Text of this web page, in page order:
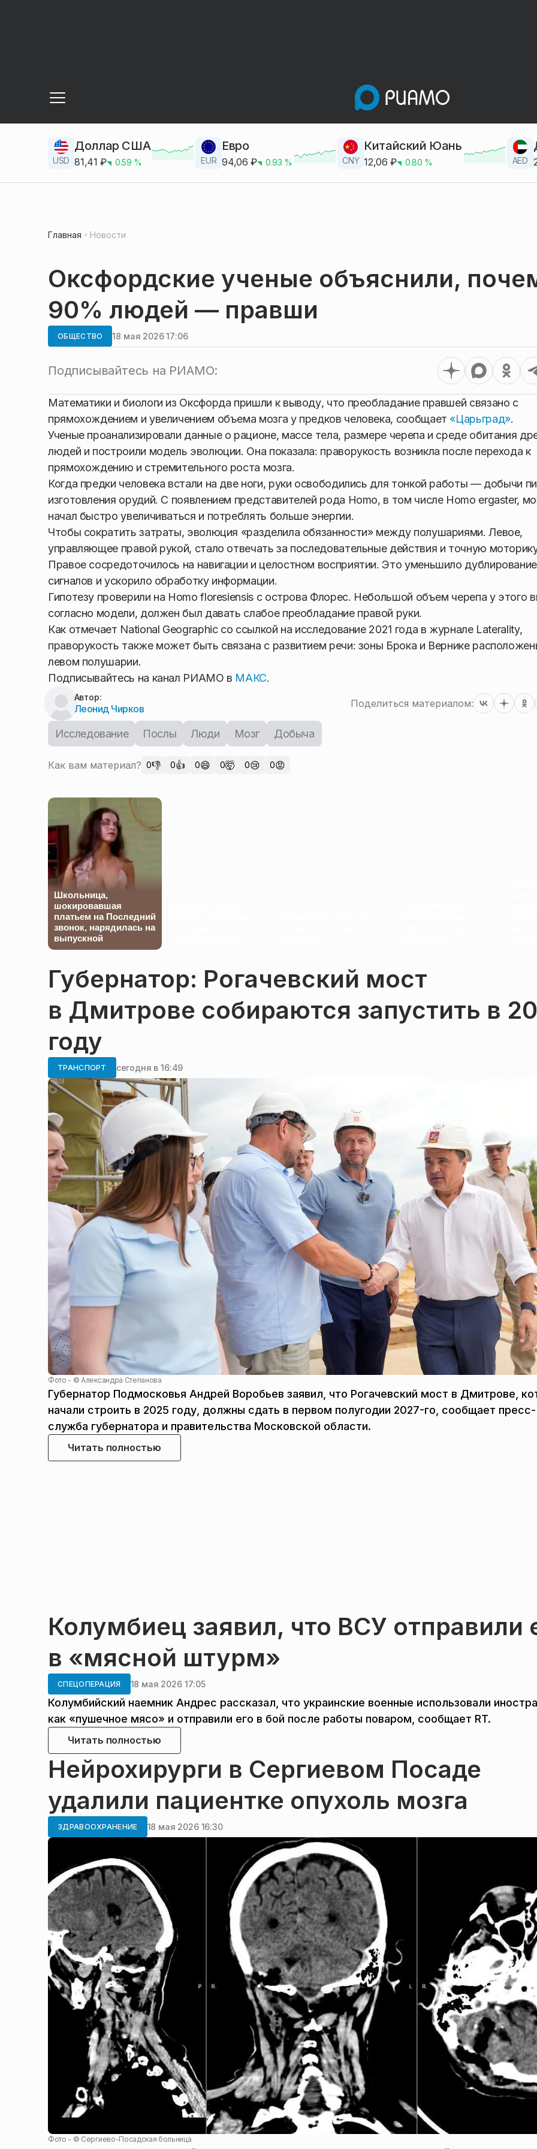
USD
Доллар США
81,41 ₽ 0.59 % EUR
Евро
94,06 ₽ 0.93 % CNY
Китайский Юань
12,06 ₽ 0.80 % AED
Главная Новости
Оксфордские ученые объяснили,
90% людей — правши
ОБЩЕСТВО 18 мая 2026 17:06
Подписывайтесь на РИАМО:
Математики и биологи из Оксфорда пришли к выводу, что преобладание правшей связано с
прямохождением и увеличением объема мозга у предков человека, сообщает «Царьград».
Ученые проанализировали данные о рационе, массе тела, размере черепа и среде обитания
людей и построили модель эволюции. Она показала: праворукость возникла после перехода к
прямохождению и стремительного роста мозга.
Когда предки человека встали на две ноги, руки освободились для тонкой работы — добычи
изготовления орудий. С появлением представителей рода Homo, в том числе Homo ergaster,
начал быстро увеличиваться и потреблять больше энергии.
Чтобы сократить затраты, эволюция «разделила обязанности» между полушариями. Левое,
управляющее правой рукой, стало отвечать за последовательные действия и точную
Правое сосредоточилось на навигации и целостном восприятии. Это уменьшило дублирование
сигналов и ускорило обработку информации.
Гипотезу проверили на Homo floresiensis с острова Флорес. Небольшой объем черепа у этого
согласно модели, должен был давать слабое преобладание правой руки.
Как отмечает National Geographic со ссылкой на исследование 2021 года в журнале Laterality,
праворукость также может быть связана с развитием речи: зоны Брока и Вернике
левом полушарии.
Подписывайтесь на канал РИАМО в МАКС.
Автор:
Леонид Чирков Поделиться материалом:
Исследование Послы Люди Мозг Добыча
Как вам материал? 0👎 0👍 0😄 0🤯 0😢 0😡
Школьница,
шокировавшая
платьем на Последний
звонок, нарядилась на
выпускной
Губернатор: Рогачевский мост
в Дмитрове собираются запустить в
году
ТРАНСПОРТ сегодня в 16:49
Фото - ©Александра Степанова
Губернатор Подмосковья Андрей Воробьев заявил, что Рогачевский мост в Дмитрове,
начали строить в 2025 году, должны сдать в первом полугодии 2027-го, сообщает пресс-
служба губернатора и правительства Московской области.
Читать полностью
Колумбиец заявил, что ВСУ отправили
в «мясной штурм»
СПЕЦОПЕРАЦИЯ 18 мая 2026 17:05
Колумбийский наемник Андрес рассказал, что украинские военные использовали
как «пушечное мясо» и отправили его в бой после работы поваром, сообщает RT.
Читать полностью
Нейрохирурги в Сергиевом Посаде
удалили пациентке опухоль мозга
ЗДРАВООХРАНЕНИЕ 18 мая 2026 16:30
Фото - © Сергиево-Посадская больница